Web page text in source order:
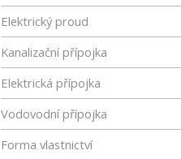
Elektrický proud
Kanalizační přípojka
Elektrická přípojka
Vodovodní přípojka
Forma vlastnictví